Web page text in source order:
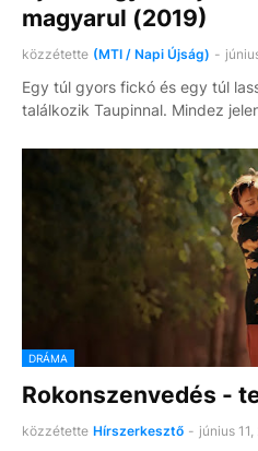
magyarul (2019)
közzétette (MTI / Napi Újság) -
Egy túl gyors fickó és egy túl
találkozik Taupinnal. Mindez
DRÁMA
Rokonszenvedés -
közzétette Hírszerkesztő - június